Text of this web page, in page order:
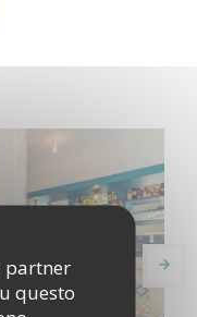
partner
questo